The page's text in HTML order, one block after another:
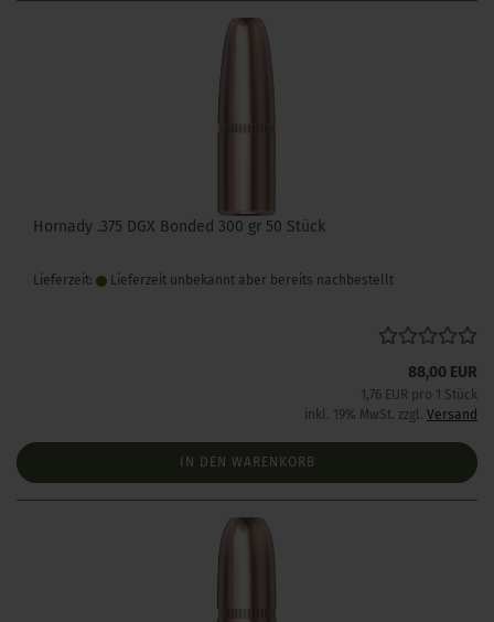
Hornady .375 DGX Bonded 300 gr 50 Stück
Lieferzeit: Lieferzeit unbekannt aber bereits nachbestellt
88,00 EUR
1,76 EUR pro 1 Stück
inkl. 19% MwSt. zzgl. Versand
IN DEN WARENKORB